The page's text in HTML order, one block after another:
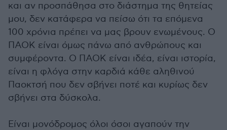
και αν προσπάθησα στο διάστημα της θητείας
μου, δεν κατάφερα να πείσω ότι τα επόμενα
100 χρόνια πρέπει να μας βρουν ενωμένους. Ο
ΠΑΟΚ είναι όμως πάνω από ανθρώπους και
συμφέροντα. Ο ΠΑΟΚ είναι ιδέα, είναι ιστορία,
είναι η φλόγα στην καρδιά κάθε αληθινού
Παοκτσή που δεν σβήνει ποτέ και κυρίως δεν
σβήνει στα δύσκολα.
Είναι μονόδρομος όλοι όσοι αγαπούν την